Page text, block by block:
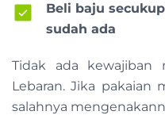
Beli baju
sudah ada
Tidak ada kewajiban
Lebaran. Jika pakaian
salahnya